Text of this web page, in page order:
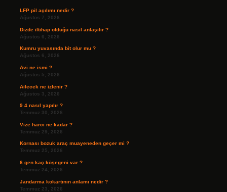
LFP pil açılımı nedir ?
Ağustos 7, 2026
Dizde iltihap olduğu nasıl anlaşılır ?
Ağustos 6, 2026
Kumru yuvasında bit olur mu ?
Ağustos 6, 2026
Avi ne ismi ?
Ağustos 5, 2026
Ailecek ne izlenir ?
Ağustos 3, 2026
9 4 nasıl yapılır ?
Temmuz 30, 2026
Vize harcı ne kadar ?
Temmuz 29, 2026
Kornası bozuk araç muayeneden geçer mi ?
Temmuz 25, 2026
6 gen kaç köşegeni var ?
Temmuz 24, 2026
Jandarma kokartının anlamı nedir ?
Temmuz 23, 2026